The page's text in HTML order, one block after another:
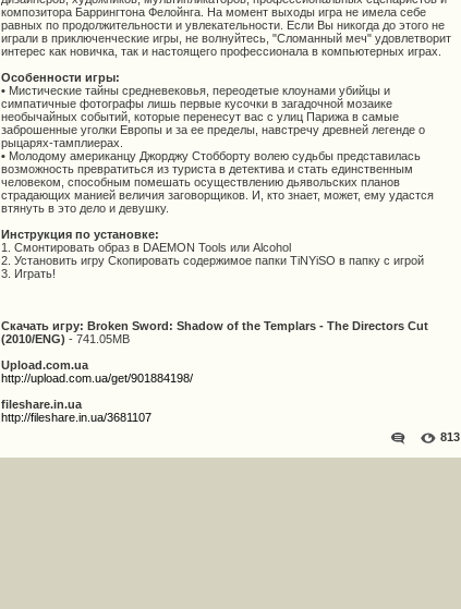
композитора Баррингтона Фелойнга. На момент выходы игра не имела себе
равных по продолжительности и увлекательности. Если Вы никогда до этого не
играли в приключенческие игры, не волнуйтесь, "Сломанный меч" удовлетворит
интерес как новичка, так и настоящего профессионала в компьютерных играх.
Особенности игры:
•Мистические тайны средневековья, переодетые клоунами убийцы и
симпатичные фотографы лишь первые кусочки в загадочной мозаике
необычайных событий, которые перенесут вас с улиц Парижа в самые
заброшенные уголки Европы и за ее пределы, навстречу древней легенде о
рыцарях-тамплиерах.
•Молодому американцу Джорджу Стобборту волею судьбы представилась
возможность превратиться из туриста в детектива и стать единственным
человеком, способным помешать осуществлению дьявольских планов
страдающих манией величия заговорщиков. И, кто знает, может, ему удастся
втянуть в это дело и девушку.
Инструкция по установке:
1. Смонтировать образ в DAEMON Tools или Alcohol
2. Установить игру Скопировать содержимое папки TiNYiSO в папку с игрой
3. Играть!
Скачать игру: Broken Sword: Shadow of the Templars - The Directors Cut
(2010/ENG) - 741.05MB
Upload.com.ua
http://upload.com.ua/get/901884198/
fileshare.in.ua
http://fileshare.in.ua/3681107
813